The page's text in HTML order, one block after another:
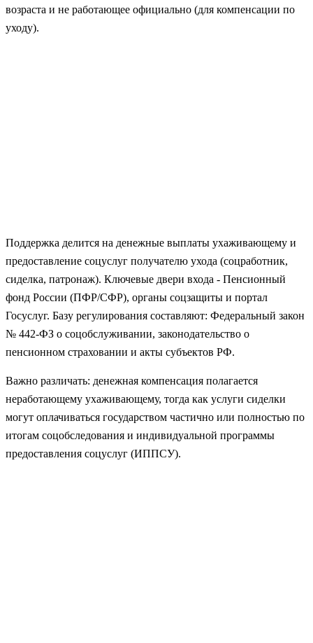
возраста и не работающее официально (для компенсации по
уходу).
Поддержка делится на денежные выплаты ухаживающему и
предоставление соцуслуг получателю ухода (соцработник,
сиделка, патронаж). Ключевые двери входа - Пенсионный
фонд России (ПФР/СФР), органы соцзащиты и портал
Госуслуг. Базу регулирования составляют: Федеральный закон
№ 442‑ФЗ о соцобслуживании, законодательство о
пенсионном страховании и акты субъектов РФ.
Важно различать: денежная компенсация полагается
неработающему ухаживающему, тогда как услуги сиделки
могут оплачиваться государством частично или полностью по
итогам соцобследования и индивидуальной программы
предоставления соцуслуг (ИППСУ).